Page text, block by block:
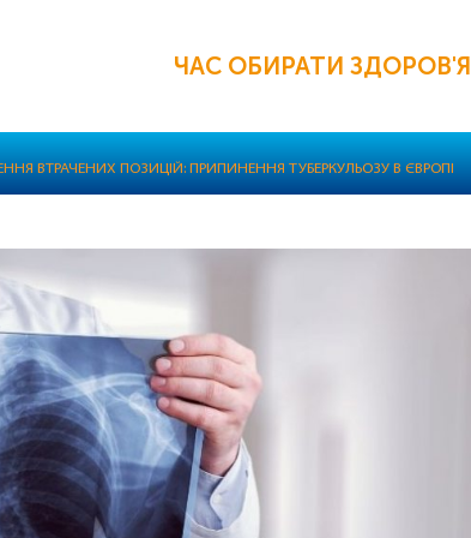
ЧАС ОБИРАТИ ЗДОРОВ'Я
ВТРАЧЕНИХ ПОЗИЦІЙ: ПРИПИНЕННЯ ТУБЕРКУЛЬОЗУ В ЄВРОПІ